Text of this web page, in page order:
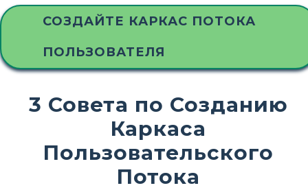
СОЗДАЙТЕ КАРКАС ПОТОКА
ПОЛЬЗОВАТЕЛЯ
3 Совета по Созданию
Каркаса
Пользовательского
Потока